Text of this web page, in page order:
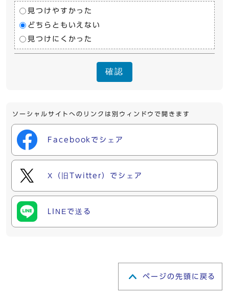
見つけやすかった
どちらともいえない
見つけにくかった
確認
ソーシャルサイトへのリンクは別ウィンドウで開きます
Facebookでシェア
X（旧Twitter）でシェア
LINEで送る
ページの先頭に戻る